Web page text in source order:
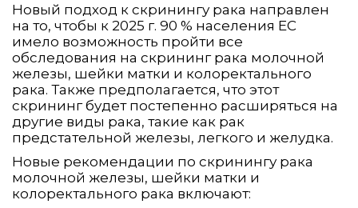
Новый подход к скринингу рака направлен
на то, чтобы к 2025 г. 90 % населения ЕС
имело возможность пройти все
обследования на скрининг рака молочной
железы, шейки матки и колоректального
рака. Также предполагается, что этот
скрининг будет постепенно расширяться на
другие виды рака, такие как рак
предстательной железы, легкого и желудка.
Новые рекомендации по скринингу рака
молочной железы, шейки матки и
колоректального рака включают: